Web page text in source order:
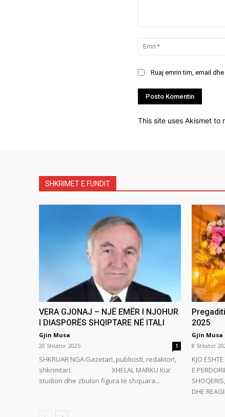
Ruaj emrin tim, email
This site uses Akismet to
SHKRIMET E FUNDIT
VERA GJONAJ – NJË EMËR I NJOHUR
I DIASPORËS SHQIPTARE NË ITALI
Gjin Musa
20 Shtator 2025
1
SHKRUAR NGA:GazetarI, publicistI, redaktorI,
shkrimtarI: XHELAL MARKU Kur
studion dhe zbulon figura të shquara...
2025
Gjin Musa
8 Shtator
KJO
E
DHE